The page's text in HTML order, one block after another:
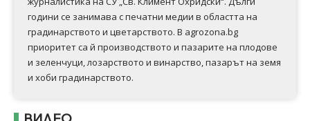
години се занимава с печатни медии в областта на
градинарството и цветарството. В agrozona.bg
приоритет са й производството и пазарите на плодове
и зеленчуци, лозарството и винарство, пазарът на земя
и хоби градинарството.